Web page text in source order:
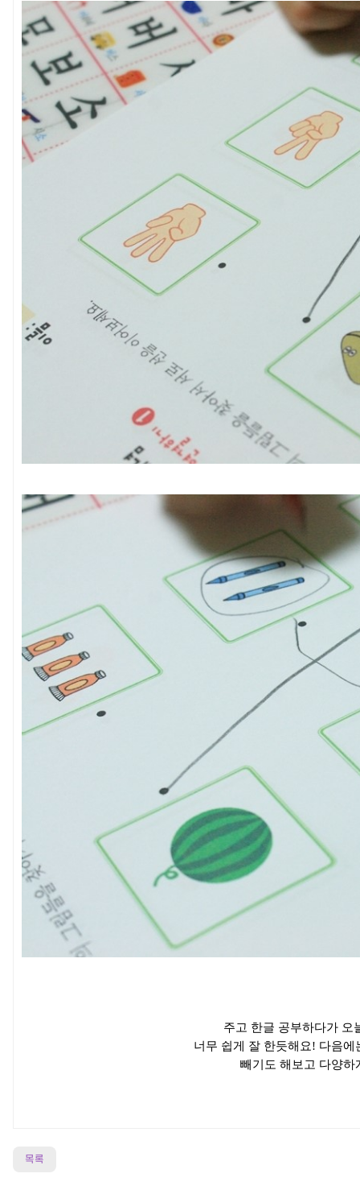
주고 한글 공부하다가 오
너무 쉽게 잘 한듯해요! 다음
빼기도 해보고 다양하
목록